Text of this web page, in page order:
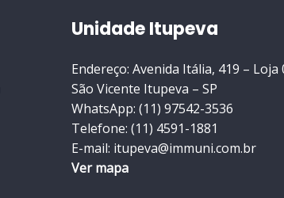
Unidade Itupeva
Endereço: Avenida Itália, 419 – Loja
São Vicente Itupeva – SP
WhatsApp: (11) 97542-3536
Telefone: (11) 4591-1881
E-mail: itupeva@immuni.com.br
Ver mapa